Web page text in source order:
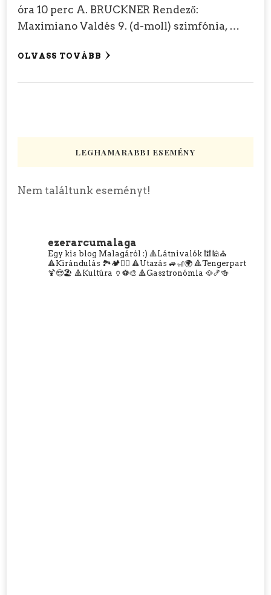
óra 10 perc A. BRUCKNER Rendező:
Maximiano Valdés 9. (d-moll) szimfónia, …
OLVASS TOVÁBB
LEGHAMARABBI ESEMÉNY
Nem találtunk eseményt!
ezerarcumalaga
Egy kis blog Malagáról :) 🔺Látnivalók 🕍🕌⛪
🔺Kirándulás 🏞️🏕️🧗‍♀️ 🔺Utazás 🚙🎢🌍 🔺Tengerpart
🍹😎🏖️ 🔺Kultúra 🏺⚽🎨 🔺Gasztronómia 🥘🍤🍻